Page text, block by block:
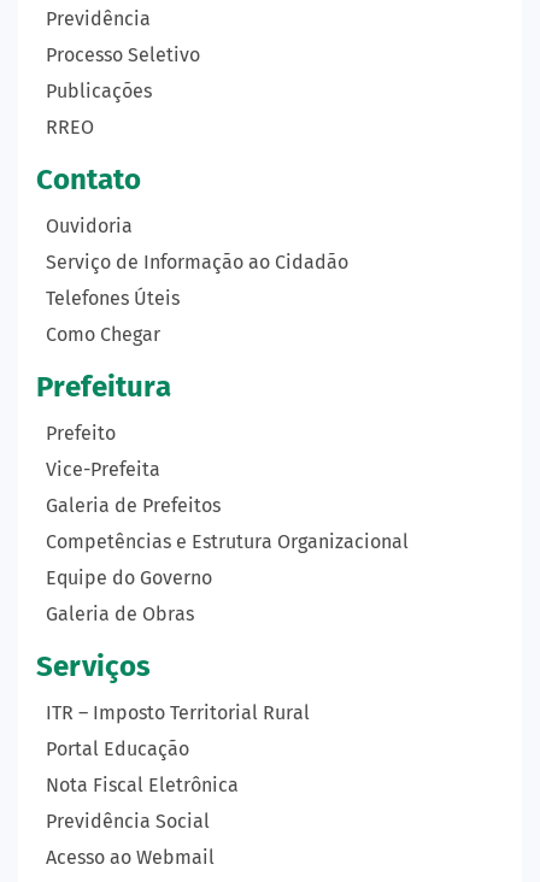
Previdência
Processo Seletivo
Publicações
RREO
Contato
Ouvidoria
Serviço de Informação ao Cidadão
Telefones Úteis
Como Chegar
Prefeitura
Prefeito
Vice-Prefeita
Galeria de Prefeitos
Competências e Estrutura Organizacional
Equipe do Governo
Galeria de Obras
Serviços
ITR – Imposto Territorial Rural
Portal Educação
Nota Fiscal Eletrônica
Previdência Social
Acesso ao Webmail